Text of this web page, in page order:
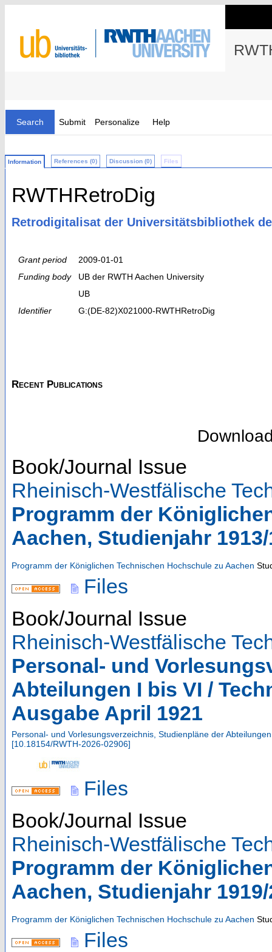
Search Submit Personalize Help
Information References (0) Discussion (0) Files
RWTHRetroDig
Retrodigitalisat der Universitätsbibliothek
Grant period
2009-01-01
Funding body
UB der RWTH Aachen University
UB
Identifier
G:(DE-82)X021000-RWTHRetroDig
Recent Publications
Book/Journal Issue
Rheinisch-Westfälische
Programm der
Aachen, Studienjahr 1913/
Programm der Königlichen Technischen Hochschule zu Aachen
Files
Book/Journal Issue
Rheinisch-Westfälische
Personal- und
Abteilungen I bis VI /
Ausgabe April 1921
Personal- und Vorlesungsverzeichnis, Studienpläne der
[10.18154/RWTH-2026-02906]
Files
Book/Journal Issue
Rheinisch-Westfälische
Programm der
Aachen, Studienjahr 1919/
Programm der Königlichen Technischen Hochschule zu Aachen
Files